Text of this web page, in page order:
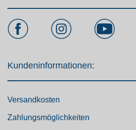
Kundeninformationen:
Versandkosten
Zahlungsmöglichkeiten